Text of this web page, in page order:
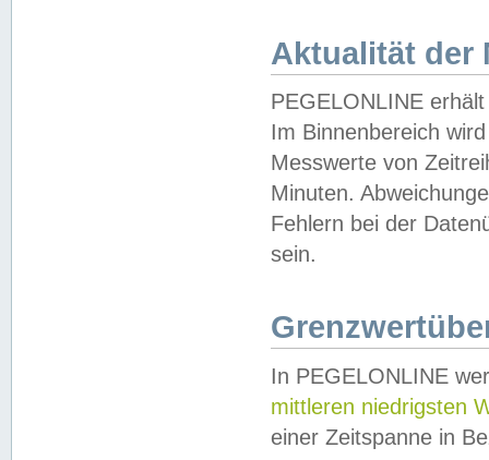
Aktualität der
PEGELONLINE
Im Binnenbereich
Messwerte von
Minuten.
Fehlern bei der
sein.
In PEGELONLINE
mittleren niedrigsten
einer Zeitspanne in